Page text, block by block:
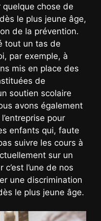
chose de
le plus jeune âge,
de la prévention.
tout un tas de
par exemple, à
mis en place des
de
soutien scolaire
avons également
pour
enfants qui, faute
suivre les cours à
sur un
l’une de nos
une discrimination
le plus jeune âge.